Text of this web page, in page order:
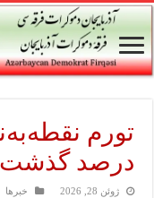
درصد گذشت
ژوئن 28, 2026 خبرها